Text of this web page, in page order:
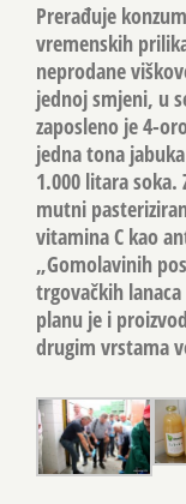
Prerađuje
vremenskih
neprodane
jednoj smjeni, u
zaposleno je 4-
jedna tona
1.000 litara
mutni
vitamina C kao
„Gomolavinih
trgovačkih
planu je i
drugim vrstama